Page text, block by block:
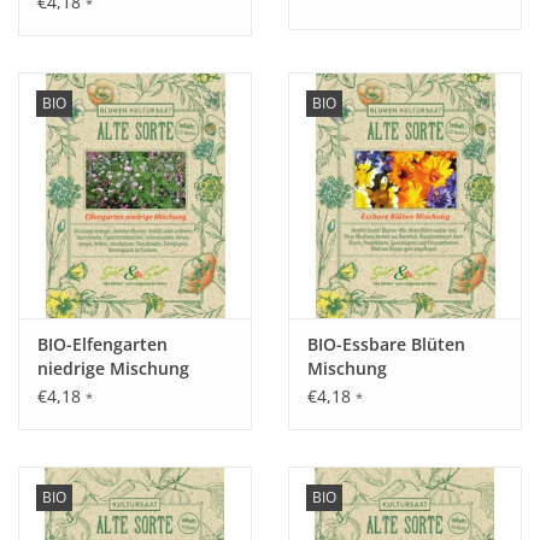
März - Mai drinnen vorziehen, ab Mitte/Ende Mai
auspflanzen.
Keimung:
Optimale Keimung bei 20 - 24°C, nach ca. 10 - 14 Tagen.
Kultur:
Pflanzabstand 40 cm in der Reihe, zwischen den Reihen ca.
BIO
BIO-Elfengarten
niedrige Mischung
€4,18 *
BIO
BIO-Essbare Blüten
Mischung
€4,18 *
BIO BIO